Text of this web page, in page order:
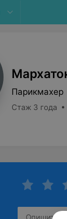
Парикмахер
Стаж 3 года